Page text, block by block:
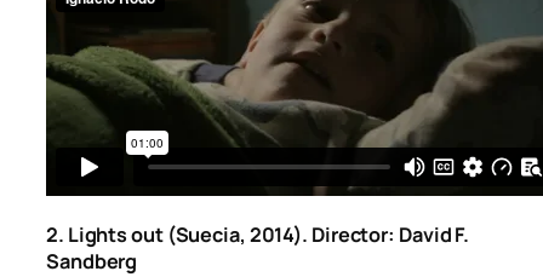
2. Lights out (Suecia, 2014). Director: David F.
Sandberg